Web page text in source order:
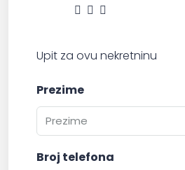
Upit za ovu nekretninu
Prezime
Broj telefona